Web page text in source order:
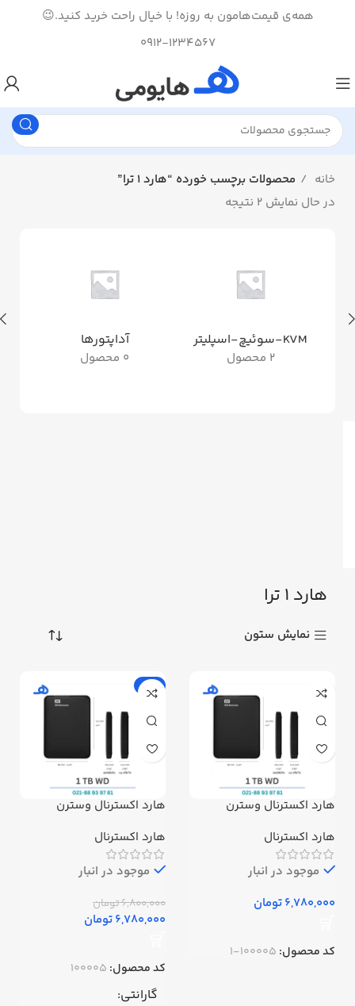
همه‌ی قیمت‌هامون به روزه! با خیال راحت خرید کنید.😉
0912-1234567
خانه
محصولات برچسب خورده “هارد 1 ترا”
در حال نمایش 2 نتیجه
KVM-سوئیچ-اسپلیتر
2 محصول
آداپتورها
0 محصول
هارد 1 ترا
نمایش ستون
هارد اکسترنال وسترن
ظرفیت 1 ترابایت
هارد اکسترنال
موجود در انبار
تومان
کد محصول: 100005-1
حراج
هارد اکسترنال وسترن
ظرفیت 1 ترابایت استوک
هارد اکسترنال
موجود در انبار
6,800,000تومان
6,780,000تومان
کد محصول: 100005
گارانتی